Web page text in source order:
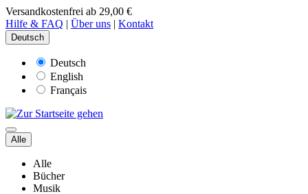
Versandkostenfrei ab 29,00 €
Hilfe & FAQ | Über uns | Kontakt
Deutsch
Deutsch
English
Français
Alle
Alle
Bücher
Musik